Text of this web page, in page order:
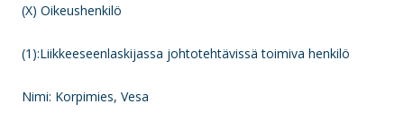
(X) Oikeushenkilö
(1):Liikkeeseenlaskijassa johtotehtävissä toimiva henkilö
Nimi: Korpimies, Vesa